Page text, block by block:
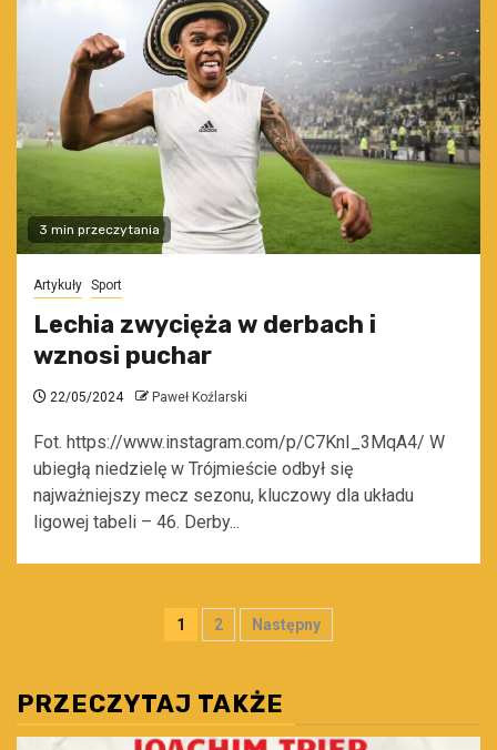
3 min przeczytania
Artykuły Sport
Lechia zwycięża w derbach i
wznosi puchar
22/05/2024 Paweł Koźlarski
Fot. https://www.instagram.com/p/C7KnI_3MqA4/ W
ubiegłą niedzielę w Trójmieście odbył się
najważniejszy mecz sezonu, kluczowy dla układu
ligowej tabeli – 46. Derby...
Stronicowanie
1 2 Następny
PRZECZYTAJ TAKŻE